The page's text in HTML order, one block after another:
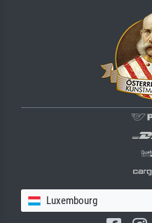
Luxembourg